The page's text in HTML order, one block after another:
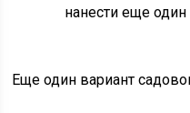
нанести еще один
Еще один вариант